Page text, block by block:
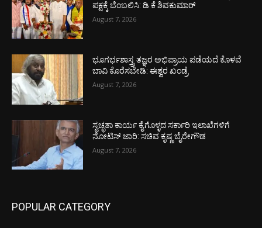
ಪಕ್ಷಕ್ಕೆ ಬೆಂಬಲಿಸಿ: ಡಿ ಕೆ ಶಿವಕುಮಾರ್
August 7, 2026
ಭೂಗರ್ಭಶಾಸ್ತ್ರ ತಜ್ಞರ ಅಭಿಪ್ರಾಯ ಪಡೆಯದೆ ಕೊಳವೆ
ಬಾವಿ ಕೊರೆಸಬೇಡಿ: ಈಶ್ವರ ಖಂಡ್ರೆ
August 7, 2026
ಸ್ವಚ್ಛತಾ ಕಾರ್ಯ ಕೈಗೊಳ್ಳದ ಸರ್ಕಾರಿ ಇಲಾಖೆಗಳಿಗೆ
ನೋಟಿಸ್ ಜಾರಿ: ಸಚಿವ ಕೃಷ್ಣ ಬೈರೇಗೌಡ
August 7, 2026
POPULAR CATEGORY